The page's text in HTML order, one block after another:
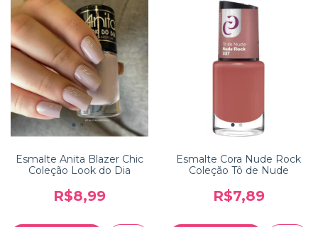
Esmalte Anita Blazer Chic
Coleção Look do Dia
R$8,99
Esmalte Cora Nude Rock
Coleção Tô de Nude
R$7,89